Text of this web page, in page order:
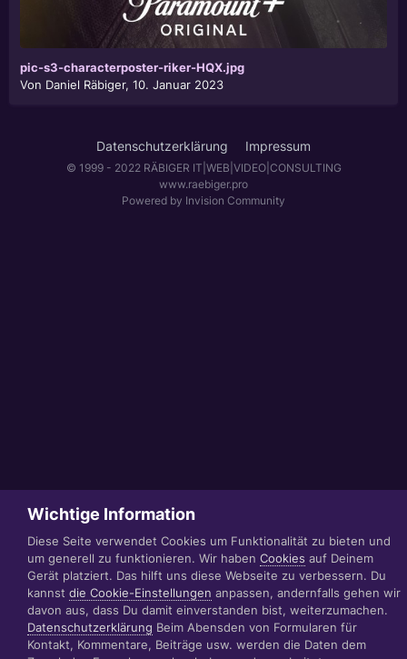
pic-s3-characterposter-riker-HQX.jpg
Von Daniel Räbiger, 10. Januar 2023
Datenschutzerklärung Impressum
© 1999 - 2022 RÄBIGER IT|WEB|VIDEO|CONSULTING
www.raebiger.pro
Powered by Invision Community
Wichtige Information
Diese Seite verwendet Cookies um Funktionalität zu bieten und
um generell zu funktionieren. Wir haben Cookies auf Deinem
Gerät platziert. Das hilft uns diese Webseite zu verbessern. Du
kannst die Cookie-Einstellungen anpassen, andernfalls gehen wir
davon aus, dass Du damit einverstanden bist, weiterzumachen.
Datenschutzerklärung Beim Abensden von Formularen für
Kontakt, Kommentare, Beiträge usw. werden die Daten dem